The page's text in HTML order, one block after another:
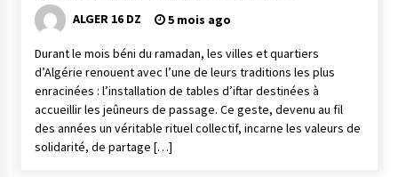
retraite : Coup d’envoi d’une campagne de
sensibilisation au profit de la communauté
2 semaines ago
Lancement d’une campagne nationale de
sensibilisation sur la lutte contre le travail
informel
3 semaines ago
ALGER 16 DZ 5 mois ago
Durant le mois béni du ramadan, les villes et quartiers
d’Algérie renouent avec l’une de leurs traditions les plus
enracinées : l’installation de tables d’iftar destinées à
accueillir les jeûneurs de passage. Ce geste, devenu au fil
des années un véritable rituel collectif, incarne les valeurs de
solidarité, de partage […]